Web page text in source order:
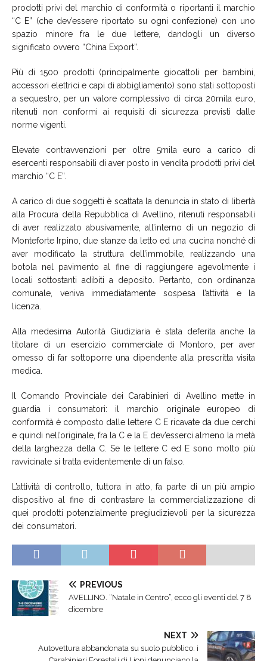
prodotti privi del marchio di conformità o riportanti il marchio
“C E” (che dev’essere riportato su ogni confezione) con uno
spazio minore fra le due lettere, dandogli un diverso
significato ovvero “China Export”.
Più di 1500 prodotti (principalmente giocattoli per bambini,
accessori elettrici e capi di abbigliamento) sono stati sottoposti
a sequestro, per un valore complessivo di circa 20mila euro,
ritenuti non conformi ai requisiti di sicurezza previsti dalle
norme vigenti.
Elevate contravvenzioni per oltre 5mila euro a carico di
esercenti responsabili di aver posto in vendita prodotti privi del
marchio “C E”.
A carico di due soggetti è scattata la denuncia in stato di libertà
alla Procura della Repubblica di Avellino, ritenuti responsabili
di aver realizzato abusivamente, all’interno di un negozio di
Monteforte Irpino, due stanze da letto ed una cucina nonché di
aver modificato la struttura dell’immobile, realizzando una
botola nel pavimento al fine di raggiungere agevolmente i
locali sottostanti adibiti a deposito. Pertanto, con ordinanza
comunale, veniva immediatamente sospesa l’attività e la
licenza.
Alla medesima Autorità Giudiziaria è stata deferita anche la
titolare di un esercizio commerciale di Montoro, per aver
omesso di far sottoporre una dipendente alla prescritta visita
medica.
Il Comando Provinciale dei Carabinieri di Avellino mette in
guardia i consumatori: il marchio originale europeo di
conformità è composto dalle lettere C E ricavate da due cerchi
e quindi nell’originale, fra la C e la E dev’esserci almeno la metà
della larghezza della C. Se le lettere C ed E sono molto più
ravvicinate si tratta evidentemente di un falso.
L’attività di controllo, tuttora in atto, fa parte di un più ampio
dispositivo al fine di contrastare la commercializzazione di
quei prodotti potenzialmente pregiudizievoli per la sicurezza
dei consumatori.
PREVIOUS
AVELLINO. “Natale in Centro”, ecco gli eventi del 7 8
dicembre
NEXT
Autovettura abbandonata su suolo pubblico: i